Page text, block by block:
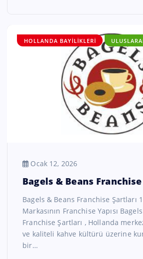
HOLLANDA BAYILIKLERI
Ocak 12, 2026
Bagels & Beans
Bagels & Beans Franchise Şartları
Markasının Franchise Yapısı
Franchise Şartları , Hollanda
ve kaliteli kahve kültürü üzerine
bir…